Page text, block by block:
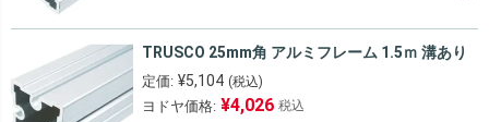
TRUSCO 25mm角 アルミフレーム 1.5ｍ 溝あり
定価: ¥5,104 (税込)
ヨドヤ価格: ¥4,026 税込